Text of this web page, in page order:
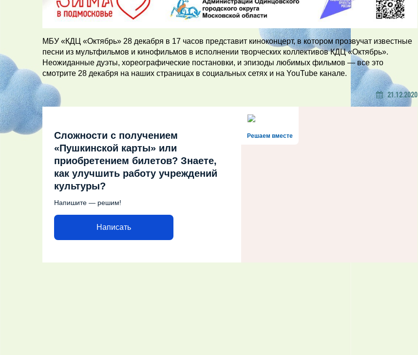
МБУ «КДЦ «Октябрь» 28 декабря в 17 часов представит киноконцерт, в котором прозвучат известные
песни из мультфильмов и кинофильмов в исполнении творческих коллективов КДЦ «Октябрь».
Неожиданные дуэты, хореографические постановки, и эпизоды любимых фильмов — все это
смотрите 28 декабря на наших страницах в социальных сетях и на YouTube канале.
21.12.2020
Решаем вместе
Сложности с получением
«Пушкинской карты» или
приобретением билетов? Знаете,
как улучшить работу учреждений
культуры?
Напишите — решим!
Написать